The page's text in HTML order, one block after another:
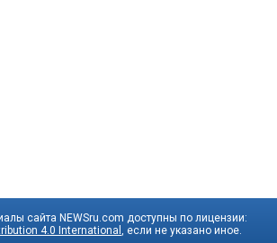
сайта NEWSru.com доступны по лицензии:
4.0 International
, если не указано иное.